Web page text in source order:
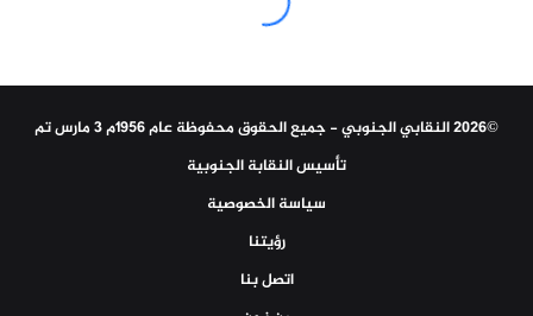
©2026 النقابي الجنوبي - جميع الحقوق محفوظة عام 1956م 3 مارس تم
تأسيس النقابة الجنوبية
سياسة الخصوصية
رؤيتنا
اتصل بنا